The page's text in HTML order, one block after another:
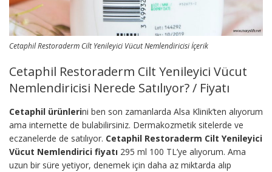
Cetaphil Restoraderm Cilt Yenileyici Vücut Nemlendiricisi İçerik
Cetaphil Restoraderm Cilt Yenileyici Vücut
Nemlendiricisi Nerede Satılıyor? / Fiyatı
Cetaphil ürünlerini ben son zamanlarda Alsa Klinik’ten alıyorum
ama internette de bulabilirsiniz. Dermakozmetik sitelerde ve
eczanelerde de satılıyor. Cetaphil Restoraderm Cilt Yenileyici
Vücut Nemlendirici fiyatı 295 ml 100 TL’ye alıyorum. Ama
uzun bir süre yetiyor, denemek için daha az miktarda alıp